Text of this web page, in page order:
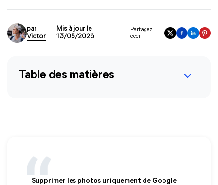
par
Victor
Mis à jour le
13/05/2026
Partagez
ceci:
Table des matières
Supprimer les photos uniquement de Google